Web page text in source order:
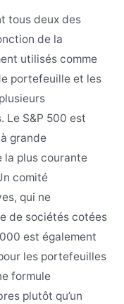
tous deux des
de la
utilisés comme
portefeuille et les
Le S&P 500 est
grande
plus courante
comité
qui ne
de sociétés cotées
est également
les portefeuilles
formule
plutôt qu’un